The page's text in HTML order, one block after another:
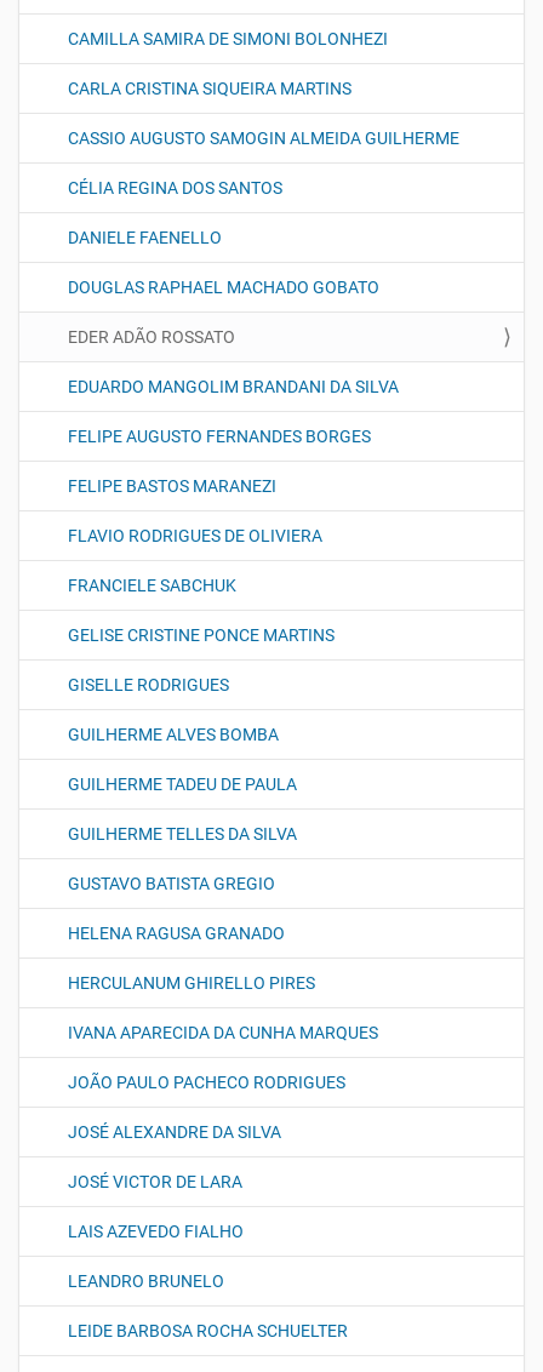
CAMILLA SAMIRA DE SIMONI BOLONHEZI
CARLA CRISTINA SIQUEIRA MARTINS
CASSIO AUGUSTO SAMOGIN ALMEIDA GUILHERME
CÉLIA REGINA DOS SANTOS
DANIELE FAENELLO
DOUGLAS RAPHAEL MACHADO GOBATO
EDER ADÃO ROSSATO
EDUARDO MANGOLIM BRANDANI DA SILVA
FELIPE AUGUSTO FERNANDES BORGES
FELIPE BASTOS MARANEZI
FLAVIO RODRIGUES DE OLIVIERA
FRANCIELE SABCHUK
GELISE CRISTINE PONCE MARTINS
GISELLE RODRIGUES
GUILHERME ALVES BOMBA
GUILHERME TADEU DE PAULA
GUILHERME TELLES DA SILVA
GUSTAVO BATISTA GREGIO
HELENA RAGUSA GRANADO
HERCULANUM GHIRELLO PIRES
IVANA APARECIDA DA CUNHA MARQUES
JOÃO PAULO PACHECO RODRIGUES
JOSÉ ALEXANDRE DA SILVA
JOSÉ VICTOR DE LARA
LAIS AZEVEDO FIALHO
LEANDRO BRUNELO
LEIDE BARBOSA ROCHA SCHUELTER